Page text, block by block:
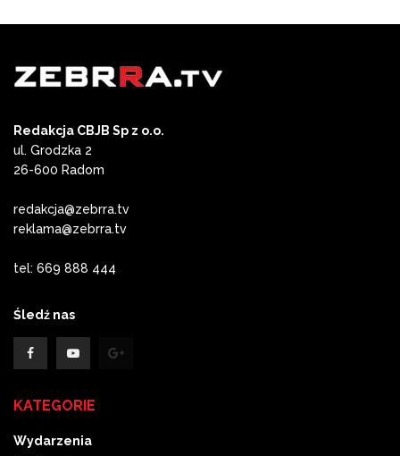
Redakcja CBJB Sp z o.o.
ul. Grodzka 2
26-600 Radom
redakcja@zebrra.tv
reklama@zebrra.tv
tel: 669 888 444
Śledź nas
KATEGORIE
Wydarzenia